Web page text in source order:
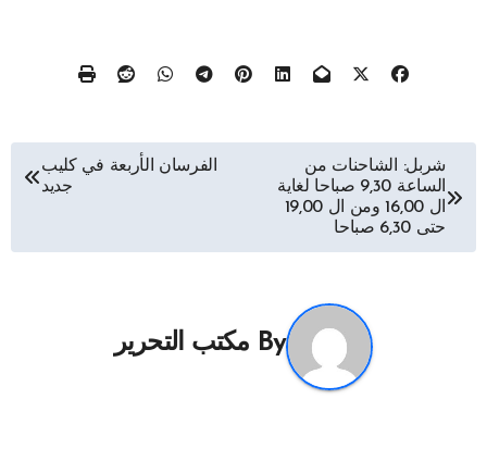
تصفّح
المقالات
شربل: الشاحنات من
الساعة 9,30 صباحا لغاية
ال 16,00 ومن ال 19,00
حتى 6,30 صباحا
الفرسان الأربعة في كليب
جديد
By مكتب التحرير